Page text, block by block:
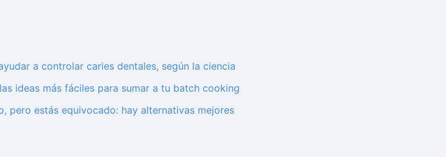
a controlar caries dentales, según la ciencia
ideas más fáciles para sumar a tu batch cooking
pero estás equivocado: hay alternativas mejores